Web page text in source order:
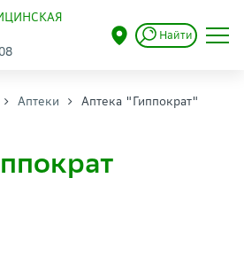
Найти
Аптеки Аптека "Гиппократ"